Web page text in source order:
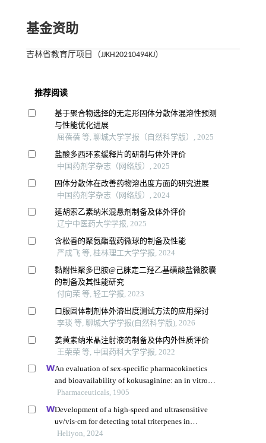
基金资助
吉林省教育厅项目（JJKH20210494KJ）